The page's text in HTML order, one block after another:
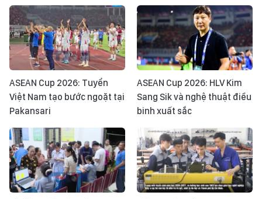
ASEAN Cup 2026: Tuyển
Việt Nam tạo bước ngoặt tại
Pakansari
ASEAN Cup 2026: HLV Kim
Sang Sik và nghệ thuật điều
binh xuất sắc